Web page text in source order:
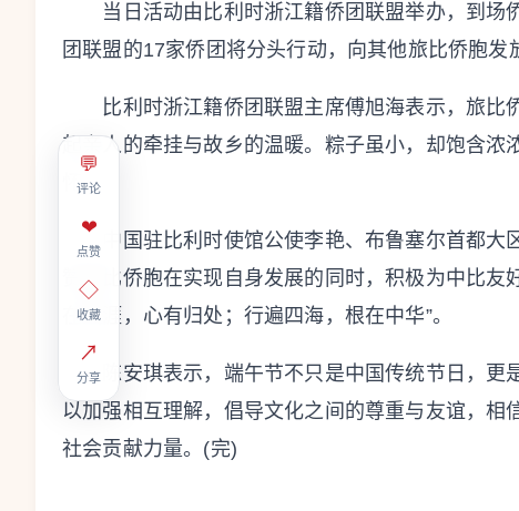
💬
评论
❤
点赞
◇
收藏
↗
分享
当日活动由比利时浙江籍侨团联盟举办，到场
团联盟的17家侨团将分头行动，向其他旅比侨胞发
比利时浙江籍侨团联盟主席傅旭海表示，旅比
起亲人的牵挂与故乡的温暖。粽子虽小，却饱含浓
怀。
中国驻比利时使馆公使李艳、布鲁塞尔首都大
赞旅比侨胞在实现自身发展的同时，积极为中比
在天涯，心有归处；行遍四海，根在中华”。
陈安琪表示，端午节不只是中国传统节日，更
以加强相互理解，倡导文化之间的尊重与友谊，
社会贡献力量。(完)